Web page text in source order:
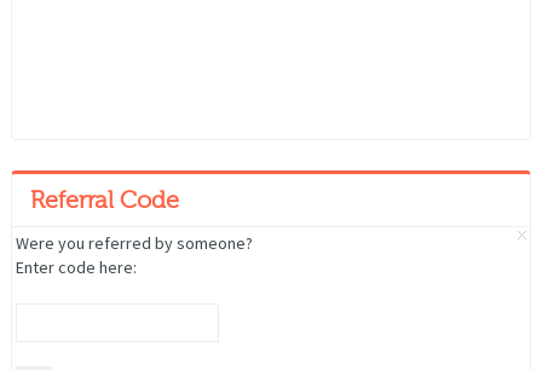
Referral Code
Were you referred by someone?
Enter code here: